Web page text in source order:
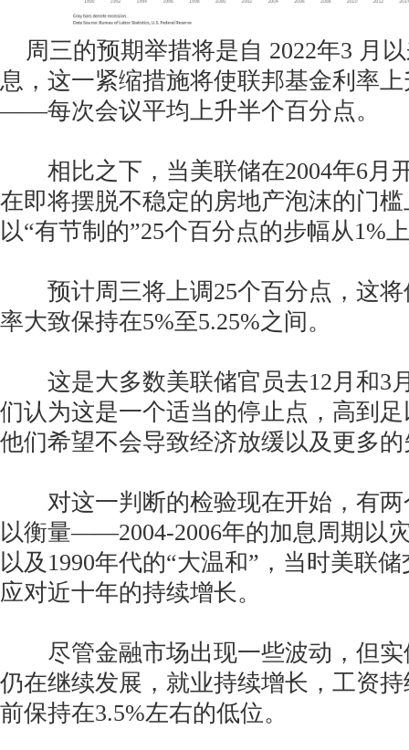
周三的预期举措将是自 2022年3 月
息，这一紧缩措施将使联邦基金利率
——每次会议平均上升半个百分点。
相比之下，当美联储在2004年6月
在即将摆脱不稳定的房地产泡沫的门
以“有节制的”25个百分点的步幅从1%
预计周三将上调25个百分点，这将
率大致保持在5%至5.25%之间。
这是大多数美联储官员去12月和3
们认为这是一个适当的停止点，高到
他们希望不会导致经济放缓以及更多
对这一判断的检验现在开始，有两
以衡量——2004-2006年的加息周期以
以及1990年代的“大温和”，当时美联
应对近十年的持续增长。
尽管金融市场出现一些波动，但实
仍在继续发展，就业持续增长，工资
前保持在3.5%左右的低位。